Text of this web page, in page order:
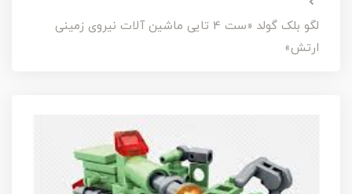
لگو بلک گولد «ست 4 تایی ماشین آلات نیروی زمینی
ارتش»